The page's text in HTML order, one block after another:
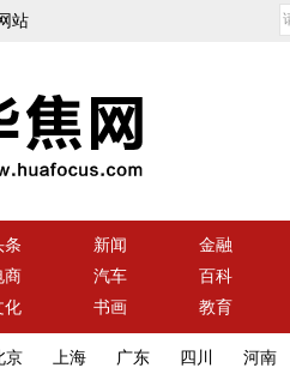
站
条 新闻 金融
商 汽车 百科
化 书画 教育
京 上海 广东 四川 河南